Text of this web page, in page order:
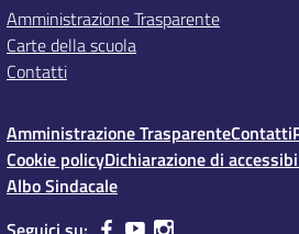
Amministrazione Trasparente
Carte della scuola
Contatti
Amministrazione TrasparenteContatti
Cookie policyDichiarazione di
Albo Sindacale